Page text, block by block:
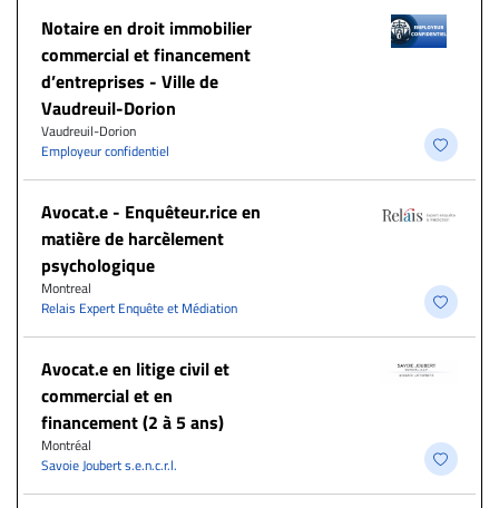
Notaire en droit immobilier
commercial et financement
d’entreprises - Ville de
Vaudreuil-Dorion
Vaudreuil-Dorion
Employeur confidentiel
Avocat.e - Enquêteur.rice en
matière de harcèlement
psychologique
Montreal
Relais Expert Enquête et Médiation
Avocat.e en litige civil et
commercial et en
financement (2 à 5 ans)
Montréal
Savoie Joubert s.e.n.c.r.l.